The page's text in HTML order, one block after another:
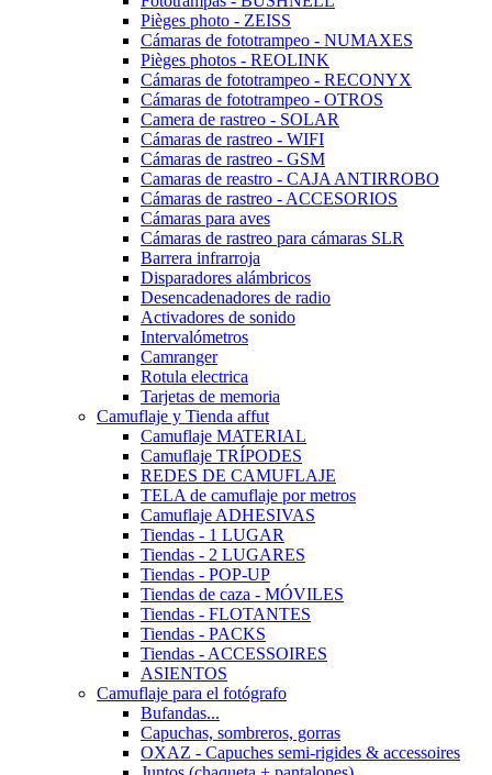
Pièges photo - ZEISS
Cámaras de fototrampeo - NUMAXES
Pièges photos - REOLINK
Cámaras de fototrampeo - RECONYX
Cámaras de fototrampeo - OTROS
Camera de rastreo - SOLAR
Cámaras de rastreo - WIFI
Cámaras de rastreo - GSM
Camaras de reastro - CAJA ANTIRROBO
Cámaras de rastreo - ACCESORIOS
Cámaras para aves
Cámaras de rastreo para cámaras SLR
Barrera infrarroja
Disparadores alámbricos
Desencadenadores de radio
Activadores de sonido
Intervalómetros
Camranger
Rotula electrica
Tarjetas de memoria
Camuflaje y Tienda affut
Camuflaje MATERIAL
Camuflaje TRÍPODES
REDES DE CAMUFLAJE
TELA de camuflaje por metros
Camuflaje ADHESIVAS
Tiendas - 1 LUGAR
Tiendas - 2 LUGARES
Tiendas - POP-UP
Tiendas de caza - MÓVILES
Tiendas - FLOTANTES
Tiendas - PACKS
Tiendas - ACCESSOIRES
ASIENTOS
Camuflaje para el fotógrafo
Bufandas...
Capuchas, sombreros, gorras
OXAZ - Capuches semi-rigides & accessoires